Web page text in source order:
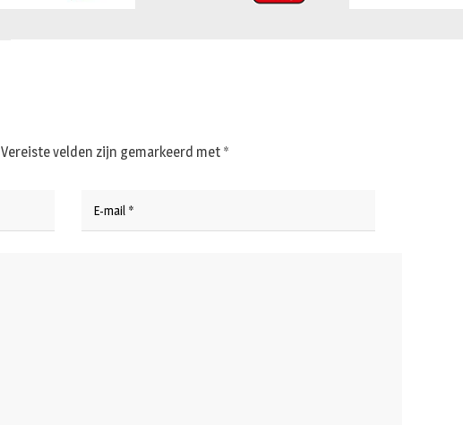
Vereiste velden zijn gemarkeerd met *